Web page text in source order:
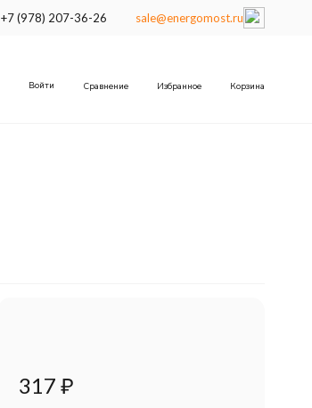
+7 (978) 207-36-26 sale@energomost.ru
Войти Сравнение Избранное Корзина
317 ₽